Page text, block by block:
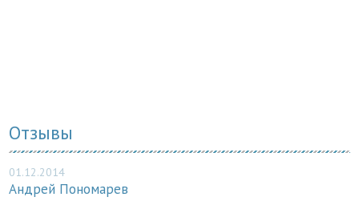
Отзывы
01.12.2014
Андрей Пономарев